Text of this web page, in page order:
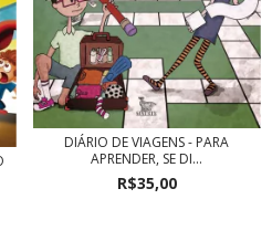
DIÁRIO DE VIAGENS - PARA
APRENDER, SE DI...
R$35,00